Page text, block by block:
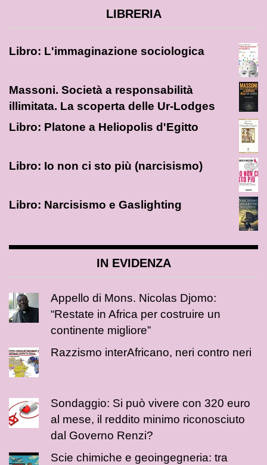
LIBRERIA
Libro: L'immaginazione sociologica
Massoni. Società a responsabilità
illimitata. La scoperta delle Ur-Lodges
Libro: Platone a Heliopolis d'Egitto
Libro: Io non ci sto più (narcisismo)
Libro: Narcisismo e Gaslighting
IN EVIDENZA
Appello di Mons. Nicolas Djomo:
“Restate in Africa per costruire un
continente migliore”
Razzismo interAfricano, neri contro neri
Sondaggio: Si può vivere con 320 euro
al mese, il reddito minimo riconosciuto
dal Governo Renzi?
Scie chimiche e geoingegneria: tra